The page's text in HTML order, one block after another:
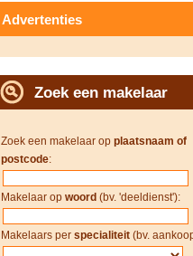
Advertenties
Zoek een makelaar
Zoek een makelaar op plaatsnaam of
postcode:
Makelaar op woord (bv. 'deeldienst'):
Makelaars per specialiteit (bv.